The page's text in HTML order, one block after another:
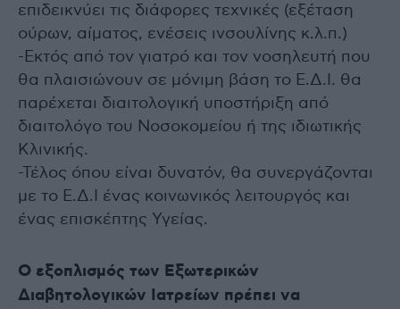
επιδεικνύει τις διάφορες τεχνικές (εξέταση
ούρων, αίματος, ενέσεις ινσουλίνης κ.λ.π.)
-Εκτός από τον γιατρό και τον νοσηλευτή που
θα πλαισιώνουν σε μόνιμη βάση το Ε.Δ.Ι. θα
παρέχεται διαιτολογική υποστήριξη από
διαιτολόγο του Νοσοκομείου ή της ιδιωτικής
Κλινικής.
-Τέλος όπου είναι δυνατόν, θα συνεργάζονται
με το Ε.Δ.Ι ένας κοινωνικός λειτουργός και
ένας επισκέπτης Υγείας.
Ο εξοπλισμός των Εξωτερικών
Διαβητολογικών Ιατρείων πρέπει να